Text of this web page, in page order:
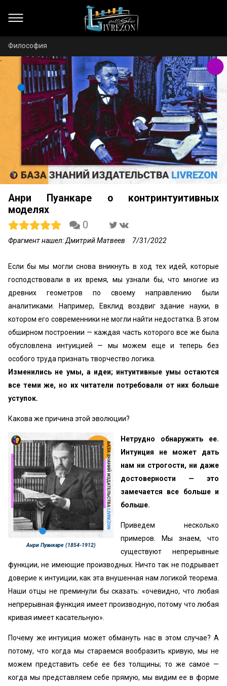
Философия
Анри Пуанкаре о контринтуитивных
моделях
0
Фрагмент нашел: Дмитрий Матвеев 7/31/2022
Если бы мы могли снова вникнуть в ход тех идей, которые
господствовали в их время, мы узнали бы, что многие из
древних геометров по своему направлению были
аналитиками. Например, Евклид воздвиг здание науки, в
котором его современники не могли найти недостатка. В этом
обширном построении — каждая часть которого все же была
обусловлена интуицией — мы можем еще и теперь без
особого труда признать творчество логика.
Изменились не умы, а идеи; интуитивные умы остаются
все теми же, но их читатели потребовали от них больше
уступок.
Какова же причина этой эволюции?
Анри Пуанкаре (1854-1912)
Нетрудно обнаружить ее.
Интуиция не может дать
нам ни строгости, ни даже
достоверности — это
замечается все больше и
больше.
Приведем несколько
примеров. Мы знаем, что
существуют непрерывные
функции, не имеющие производных. Ничто так не подрывает
доверие к интуиции, как эта внушенная нам логикой теорема.
Наши отцы не преминули бы сказать: «очевидно, что любая
непрерывная функция имеет производную, потому что любая
кривая имеет касательную».
Почему же интуиция может обмануть нас в этом случае? А
потому, что когда мы стараемся вообразить кривую, мы не
можем представить себе ее без толщины; то же самое —
когда мы представляем себе прямую, мы видим ее в форме